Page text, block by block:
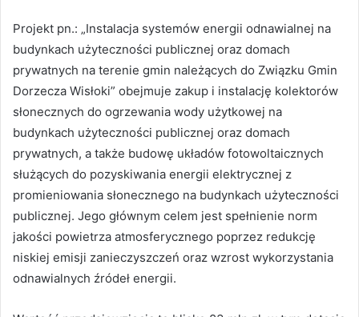
Projekt pn.: „Instalacja systemów energii odnawialnej na
budynkach użyteczności publicznej oraz domach
prywatnych na terenie gmin należących do Związku Gmin
Dorzecza Wisłoki” obejmuje zakup i instalację kolektorów
słonecznych do ogrzewania wody użytkowej na
budynkach użyteczności publicznej oraz domach
prywatnych, a także budowę układów fotowoltaicznych
służących do pozyskiwania energii elektrycznej z
promieniowania słonecznego na budynkach użyteczności
publicznej. Jego głównym celem jest spełnienie norm
jakości powietrza atmosferycznego poprzez redukcję
niskiej emisji zanieczyszczeń oraz wzrost wykorzystania
odnawialnych źródeł energii.